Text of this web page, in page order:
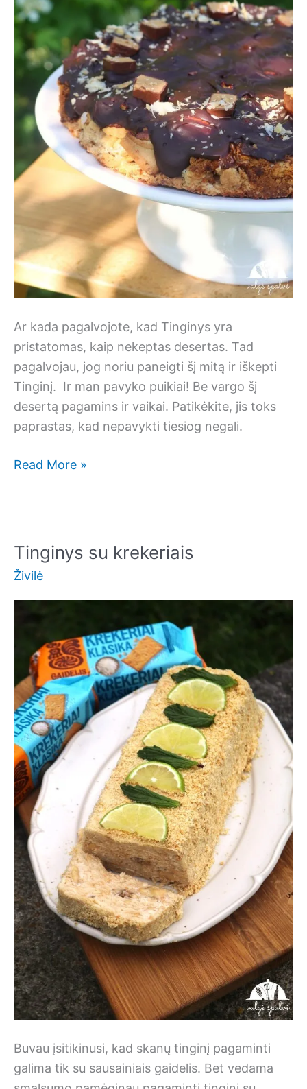
Ar kada pagalvojote, kad Tinginys yra
pristatomas, kaip nekeptas desertas. Tad
pagalvojau, jog noriu paneigti šį mitą ir iškepti
Tinginį. Ir man pavyko puikiai! Be vargo šį
desertą pagamins ir vaikai. Patikėkite, jis toks
paprastas, kad nepavykti tiesiog negali.
Keptas
Read More »
Tinginys su krekeriais
Živilė
Buvau įsitikinusi, kad skanų tinginį pagaminti
galima tik su sausainiais gaidelis. Bet vedama